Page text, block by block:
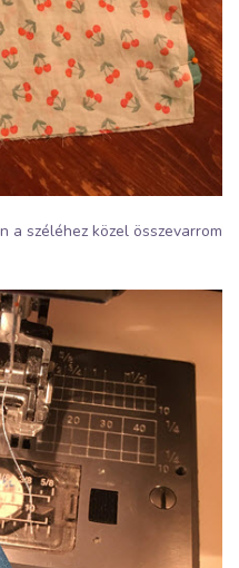
a széléhez közel összevarrom